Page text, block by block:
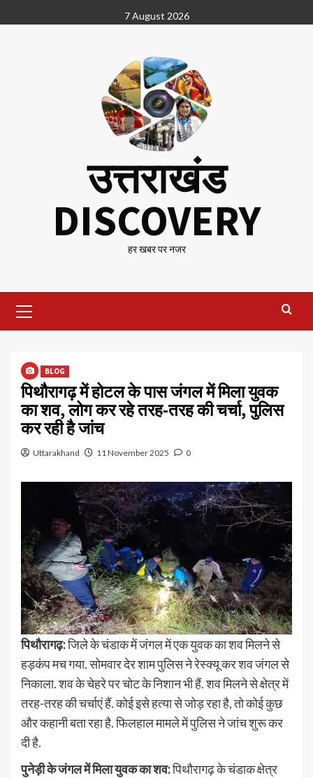
to
7 August 2026
उत्तराखंड
DISCOVERY
हर खबर पर नजर
Menu
BLOG
पिथौरागढ़ में होटल के पास जंगल में मिला युवक
का शव, लोग कर रहे तरह-तरह की चर्चा, पुलिस
कर रही है जांच
Uttarakhand 11 November 2025 0
पिथौरागढ़:जिले के चंडाक में जंगल में एक युवक का शव मिलने से
हड़कंप मच गया. सोमवार देर शाम पुलिस ने रेस्क्यू कर शव जंगल से
निकाला. शव के चेहरे पर चोट के निशान भी हैं. शव मिलने से क्षेत्र में
तरह-तरह की चर्चाएं हैं. कोई इसे हत्या से जोड़ रहा है, तो कोई कुछ
और कहानी बता रहा है. फिलहाल मामले में पुलिस ने जांच शुरू कर
दी है.
पुनेड़ी के जंगल में मिला युवक का शव:पिथौरागढ़ के चंडाक क्षेत्र